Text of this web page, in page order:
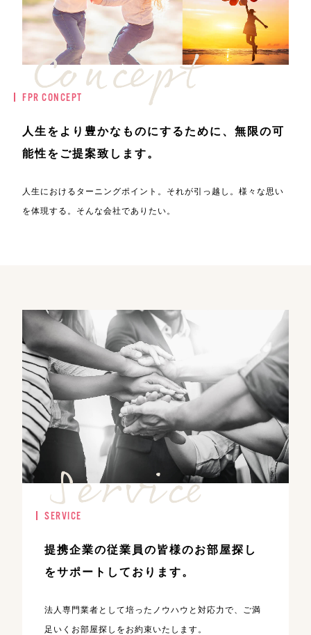
FPR CONCEPT
人生をより豊かなものにするために、 無限の可
能性をご提案致します。
人生におけるターニングポイント。それが引っ越し。 様々な思い
を体現する。そんな会社でありたい。
SERVICE
提携企業の従業員の皆様のお部屋探し
をサポートしております。
法人専門業者として培ったノウハウと対応力で、ご満
足いくお部屋探しをお約束いたします。